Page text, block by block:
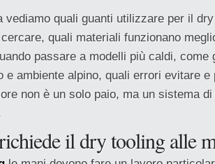
vediamo quali guanti utilizzare per il
quali materiali funzionano
passare a modelli più caldi, come
e ambiente alpino, quali errori evitare
non è un solo paio, ma un sistema
il dry tooling alle